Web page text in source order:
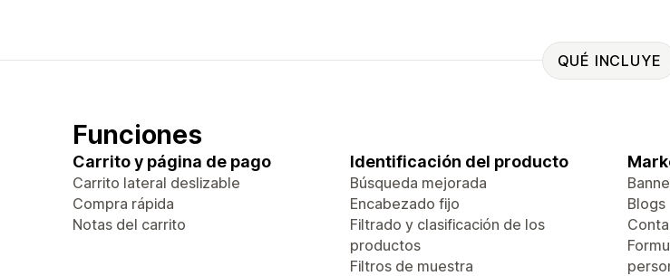
QUÉ INCLUYE
Funciones
Carrito y página de pago
Carrito lateral deslizable
Compra rápida
Notas del carrito
Identificación del producto
Búsqueda mejorada
Encabezado fijo
Filtrado y clasificación de los
productos
Filtros de muestra
Blogs